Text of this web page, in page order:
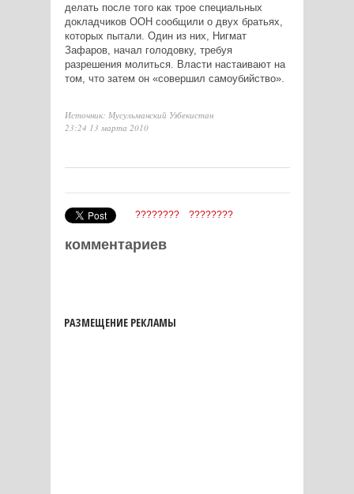
делать после того как трое специальных
докладчиков ООН сообщили о двух братьях,
которых пытали. Один из них, Нигмат
Зафаров, начал голодовку, требуя
разрешения молиться. Власти настаивают на
том, что затем он «совершил самоубийство».
Источник: Мусульманский Узбекистан
23:24 13 марта 2010
???????? ????????
комментариев
РАЗМЕЩЕНИЕ РЕКЛАМЫ